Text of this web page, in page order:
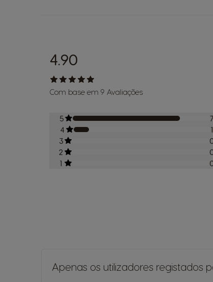
4.90
Com base em 9 Avaliações
5
7
4
1
3
2
1
Apenas os utilizadores registados